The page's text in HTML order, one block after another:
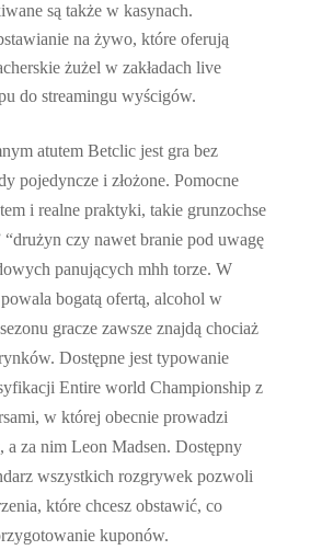
są także w kasynach.
na żywo, które oferują
żużel w zakładach live
do streamingu wyścigów.
atutem Betclic jest gra bez
pojedyncze i złożone. Pomocne
i realne praktyki, takie grunzochse
“drużyn czy nawet branie pod uwagę
panujących mhh torze. W
bogatą ofertą, alcohol w
gracze zawsze znajdą chociaż
Dostępne jest typowanie
Entire world Championship z
w której obecnie prowadzi
a za nim Leon Madsen. Dostępny
wszystkich rozgrywek pozwoli
które chcesz obstawić, co
kuponów.